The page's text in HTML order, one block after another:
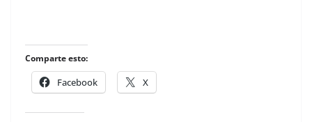
Comparte esto:
Facebook X